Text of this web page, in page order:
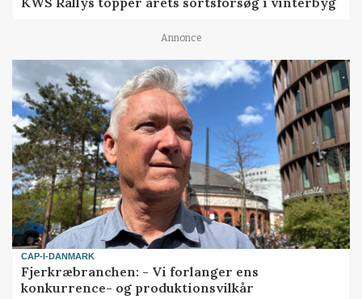
Annonce
CAP-I-DANMARK
Fjerkræbranchen: - Vi forlanger ens
konkurrence- og produktionsvilkår